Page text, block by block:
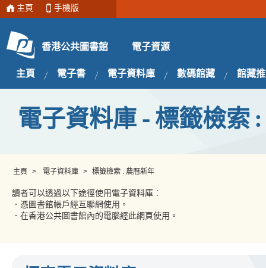
主頁 手機版
香港公共圖書館 電子資源
主頁 電子書 電子資料庫 數碼館藏 館藏
電子資料庫 - 標籤檢索
主頁 > 電子資料庫 > 標籤檢索 : 農曆新年
讀者可以透過以下途徑使用電子資料庫︰
．憑圖書館帳戶經互聯網使用。
．在香港公共圖書館內的電腦經此網頁使用。